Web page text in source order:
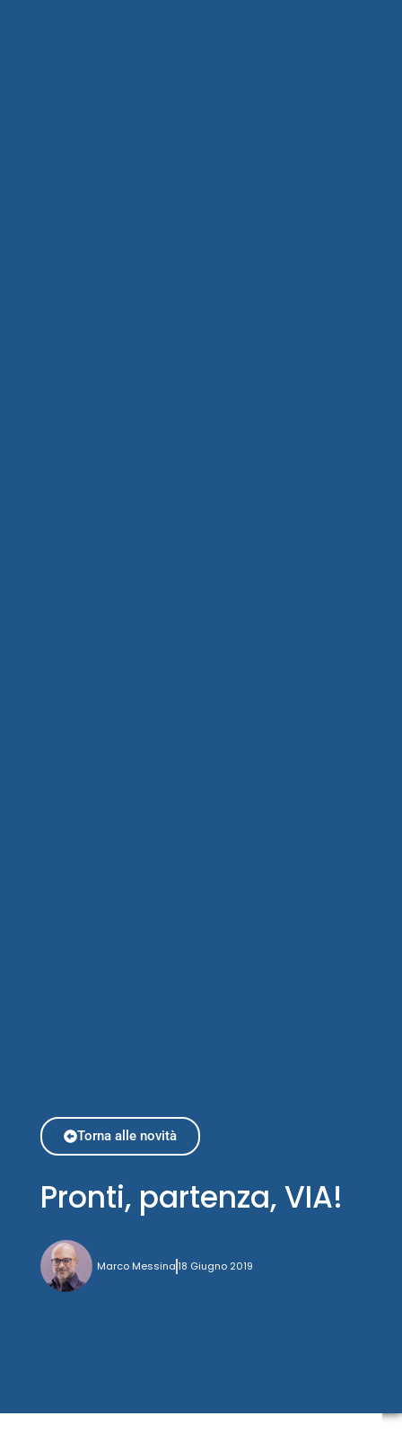
Torna alle novità
Pronti, partenza, VIA!
Marco Messina18 Giugno 2019